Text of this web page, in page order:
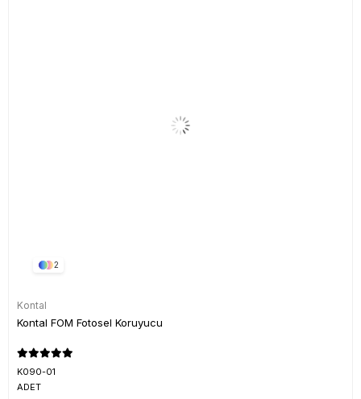
2
Kontal
Kontal FOM Fotosel Koruyucu
K090-01
ADET